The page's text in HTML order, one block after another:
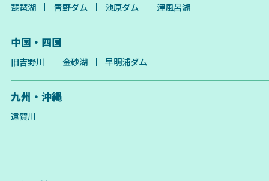
琵琶湖 青野ダム 池原ダム 津風呂湖
中国・四国
旧吉野川 金砂湖 早明浦ダム
九州・沖縄
遠賀川